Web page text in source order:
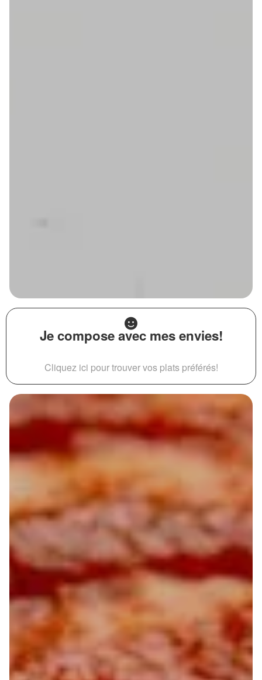
Je compose avec mes envies!
Cliquez ici pour trouver vos plats préférés!